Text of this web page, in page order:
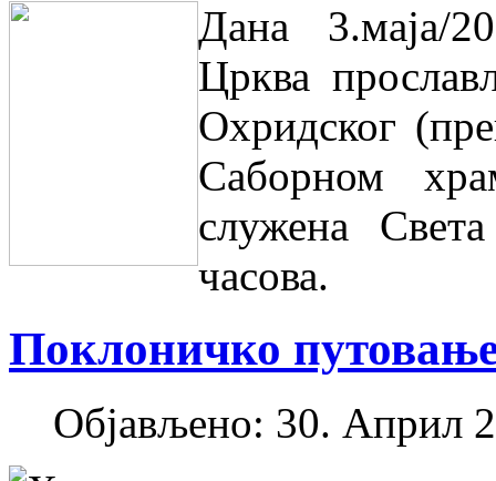
Дана 3.маја/
Црква
Охридског
Саборном
служена
часова.
Поклоничко
Објављено: 30. Април